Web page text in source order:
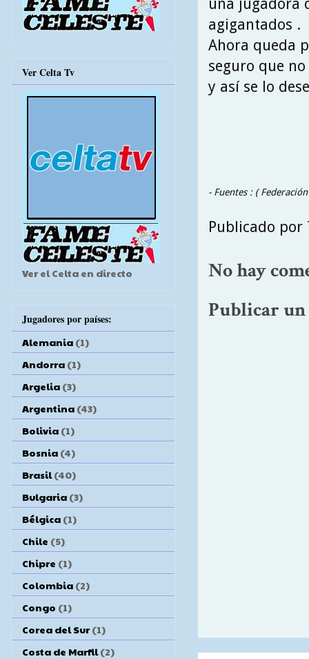
una jugadora
agigantados .
Ahora queda
seguro que
y así se lo
- Fuentes : (
Publicado por
No hay
Publicar
Ver Celta Tv
Ver el Celta en directo
Jugadores por países:
Alemania (1)
Andorra (1)
Argelia (3)
Argentina (43)
Bolivia (1)
Bosnia (4)
Brasil (40)
Bulgaria (3)
Bélgica (1)
Chile (5)
Chipre (1)
Colombia (2)
Congo (1)
Corea del Sur (1)
Costa de Marfil (2)